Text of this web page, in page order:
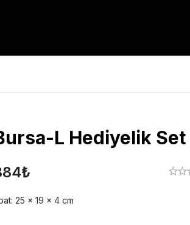
L Hediyelik Set
₺
25 x 19 x 4 cm